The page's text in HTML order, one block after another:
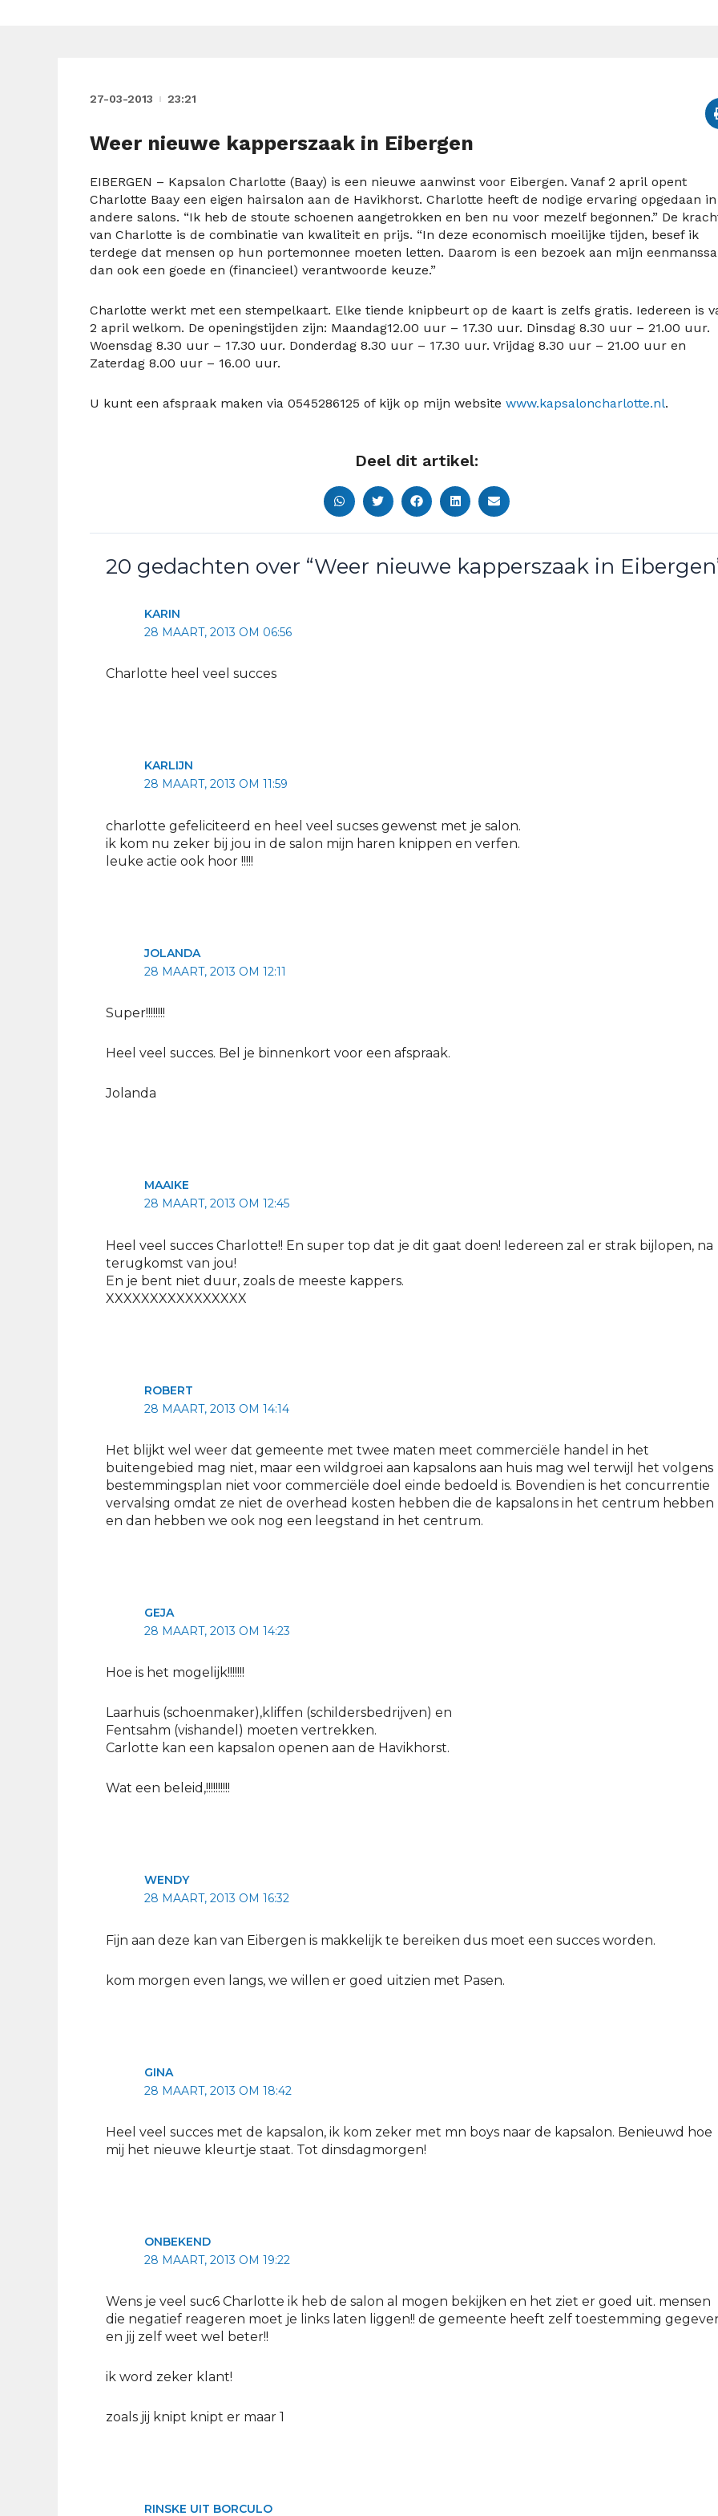
27-03-2013 23:21
Weer nieuwe kapperszaak in Eibergen
EIBERGEN – Kapsalon Charlotte (Baay) is een nieuwe aanwinst voor Eibergen. Vanaf 2 april opent
Charlotte Baay een eigen hairsalon aan de Havikhorst. Charlotte heeft de nodige ervaring opgedaan in
andere salons. “Ik heb de stoute schoenen aangetrokken en ben nu voor mezelf begonnen.” De
van Charlotte is de combinatie van kwaliteit en prijs. “In deze economisch moeilijke tijden, besef ik
terdege dat mensen op hun portemonnee moeten letten. Daarom is een bezoek aan mijn
dan ook een goede en (financieel) verantwoorde keuze.”
Charlotte werkt met een stempelkaart. Elke tiende knipbeurt op de kaart is zelfs gratis. Iedereen is
2 april welkom. De openingstijden zijn: Maandag12.00 uur – 17.30 uur. Dinsdag 8.30 uur – 21.00 uur.
Woensdag 8.30 uur – 17.30 uur. Donderdag 8.30 uur – 17.30 uur. Vrijdag 8.30 uur – 21.00 uur en
Zaterdag 8.00 uur – 16.00 uur.
U kunt een afspraak maken via 0545286125 of kijk op mijn website www.kapsaloncharlotte.nl.
Deel dit artikel:
20 gedachten over “Weer nieuwe kapperszaak in
KARIN
28 MAART, 2013 OM 06:56
Charlotte heel veel succes
KARLIJN
28 MAART, 2013 OM 11:59
charlotte gefeliciteerd en heel veel sucses gewenst met je salon.
ik kom nu zeker bij jou in de salon mijn haren knippen en verfen.
leuke actie ook hoor !!!!!
JOLANDA
28 MAART, 2013 OM 12:11
Super!!!!!!!!
Heel veel succes. Bel je binnenkort voor een afspraak.
Jolanda
MAAIKE
28 MAART, 2013 OM 12:45
Heel veel succes Charlotte!! En super top dat je dit gaat doen! Iedereen zal er strak bijlopen, na
terugkomst van jou!
En je bent niet duur, zoals de meeste kappers.
XXXXXXXXXXXXXXXX
ROBERT
28 MAART, 2013 OM 14:14
Het blijkt wel weer dat gemeente met twee maten meet commerciële handel in het
buitengebied mag niet, maar een wildgroei aan kapsalons aan huis mag wel terwijl het volgens
bestemmingsplan niet voor commerciële doel einde bedoeld is. Bovendien is het concurrentie
vervalsing omdat ze niet de overhead kosten hebben die de kapsalons in het centrum hebben
en dan hebben we ook nog een leegstand in het centrum.
GEJA
28 MAART, 2013 OM 14:23
Hoe is het mogelijk!!!!!!!
Laarhuis (schoenmaker),kliffen (schildersbedrijven) en
Fentsahm (vishandel) moeten vertrekken.
Carlotte kan een kapsalon openen aan de Havikhorst.
Wat een beleid,!!!!!!!!!!
WENDY
28 MAART, 2013 OM 16:32
Fijn aan deze kan van Eibergen is makkelijk te bereiken dus moet een succes worden.
kom morgen even langs, we willen er goed uitzien met Pasen.
GINA
28 MAART, 2013 OM 18:42
Heel veel succes met de kapsalon, ik kom zeker met mn boys naar de kapsalon. Benieuwd hoe
mij het nieuwe kleurtje staat. Tot dinsdagmorgen!
ONBEKEND
28 MAART, 2013 OM 19:22
Wens je veel suc6 Charlotte ik heb de salon al mogen bekijken en het ziet er goed uit. mensen
die negatief reageren moet je links laten liggen!! de gemeente heeft zelf toestemming
en jij zelf weet wel beter!!
ik word zeker klant!
zoals jij knipt knipt er maar 1
RINSKE UIT BORCULO